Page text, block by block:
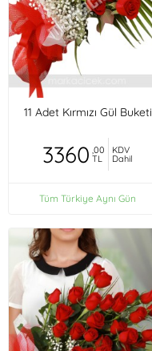
11 Adet Kırmızı Gül Buketi
3360 ,00
TL
KDV
Dahil
Tüm Türkiye Aynı Gün